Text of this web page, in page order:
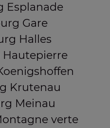
Esplanade
Gare
Halles
Krutenau
Meinau
verte